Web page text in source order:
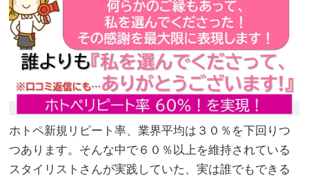
ホトペ新規リピート率、業界平均は３０％を下回りつ
つあります。そんな中で６０％以上を維持されている
スタイリストさんが実践していた、実は誰でもできる